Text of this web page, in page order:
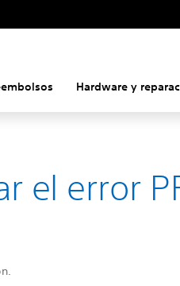
Hardware y
el error